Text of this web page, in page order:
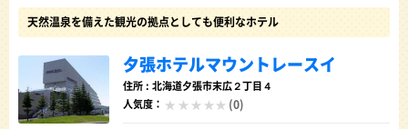
天然温泉を備えた観光の拠点としても便利なホテル
夕張ホテルマウントレースイ
住所 : 北海道夕張市末広２丁目４
人気度：
(0)